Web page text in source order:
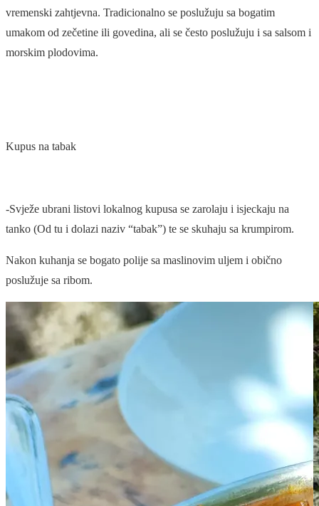
vremenski zahtjevna. Tradicionalno se poslužuju sa bogatim
umakom od zečetine ili govedina, ali se često poslužuju i sa salsom i
morskim plodovima.
Kupus na tabak
-Svježe ubrani listovi lokalnog kupusa se zarolaju i isjeckaju na
tanko (Od tu i dolazi naziv “tabak”) te se skuhaju sa krumpirom.
Nakon kuhanja se bogato polije sa maslinovim uljem i obično
poslužuje sa ribom.
© 2026 Moro Inn
Postavke kolačića
Uvjeti poslovanja
Kolačići & Politika privatnosti